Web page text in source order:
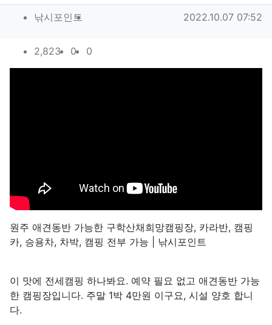
작성자 정보
낚시포인트 작성일
2022.10.07 07:52
컨텐츠 정보
2,823조회
0추천
0
원주 애견동반 가능한 구학산채희망캠핑장, 카라반, 캠핑
카, 승용차, 차박, 캠핑 전부 가능 | 낚시포인트
이 맛에 전세캠핑 하나봐요. 예약 필요 없고 애견동반 가능
한 캠핑장입니다. 주말 1박 4만원 이구요, 시설 양호 합니
다.